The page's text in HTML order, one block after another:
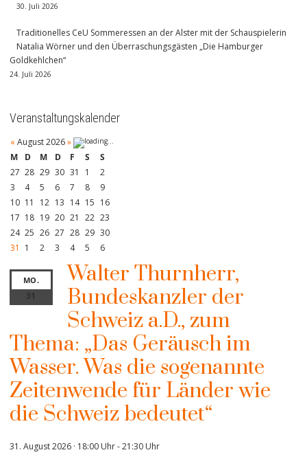
30. Juli 2026
Traditionelles CeU Sommeressen an der Alster mit der Schauspielerin
Natalia Wörner und den Überraschungsgästen „Die Hamburger
Goldkehlchen“
24. Juli 2026
Veranstaltungskalender
« August 2026»
M
D M D F S
S
27 28 29 30 31 1
2
3
4 5 6 7 8
9
10 11 12 13 14 15 16
17 18 19 20 21 22 23
24 25 26 27 28 29 30
31
1 2 3 4 5 6
MO.
31
Walter Thurnherr,
Bundeskanzler der
Schweiz a.D., zum
Thema: „Das Geräusch im
Wasser. Was die sogenannte
Zeitenwende für Länder wie
die Schweiz bedeutet“
31. August 2026 · 18:00 Uhr-21:30 Uhr